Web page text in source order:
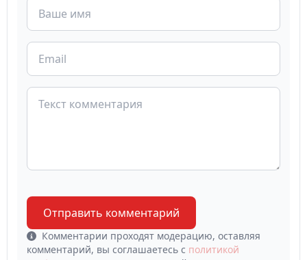
Отправить комментарий
Комментарии проходят модерацию, оставляя
комментарий, вы соглашаетесь с политикой